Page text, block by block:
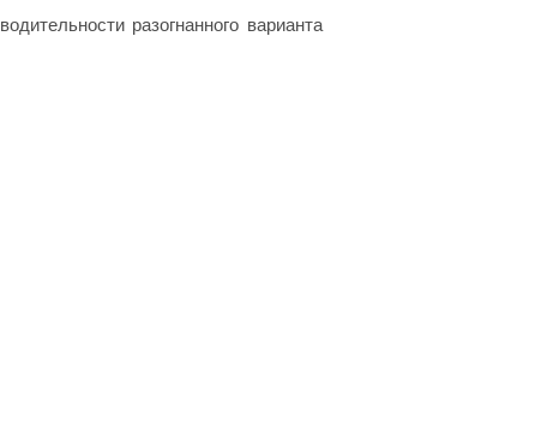
разогнанного варианта